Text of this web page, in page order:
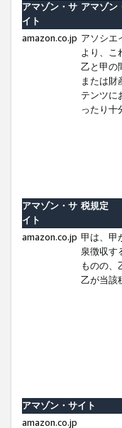
アマゾン・サ
イト
アマゾン
amazon.co.jp アソシエ
より、こ
乙と甲の
または
テンツに
ったり十
アマゾン・サ
イト
税規定
amazon.co.jp 甲は、甲
泉徴収す
ものの、
乙が当該
アマゾン・サイト
amazon.co.jp